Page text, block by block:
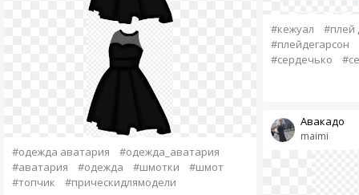
#одежда аватария
#одежда_аватария
#аватария
#одежда #шмотки
#шмот
#топчик
#прическидлямодели
#кежуал
#плей
#плейдегарсон
#сердечько
maimi
Авакадо